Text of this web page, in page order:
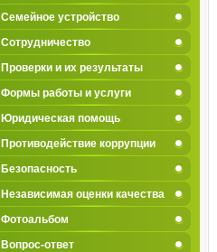
Семейное устройство
Сотрудничество
Проверки и их результаты
Формы работы и услуги
Юридическая помощь
Противодействие коррупции
Безопасность
Независимая оценки качества
Фотоальбом
Вопрос-ответ